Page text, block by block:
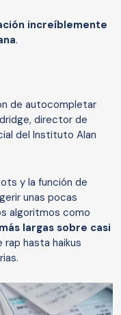
increíblemente
.
de autocompletar
director de
del Instituto Alan
y la función de
unas pocas
algoritmos como
largas sobre casi
hasta haikus